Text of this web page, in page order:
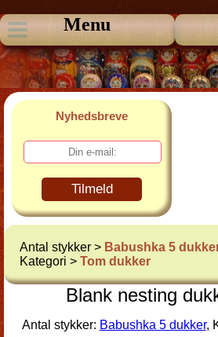
Menu
Nyhedsbreve
Tilmeld
Antal stykker > Babushka 5
Kategori > Tom dukker
Blank nesting
Antal stykker: Babushka 5 dukker,